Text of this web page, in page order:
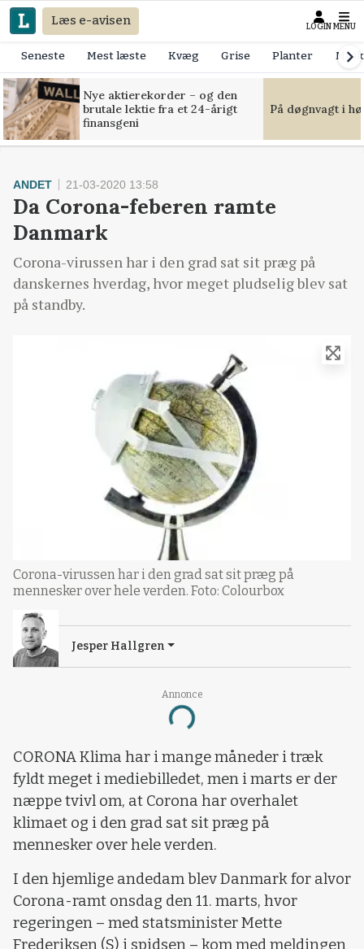
Læs e-avisen LOGIN MENU
Seneste Mest læste Kvæg Grise Planter
Nye aktierekorder – og den
brutale lektie fra et 24-årigt
finansgeni
På døgnvagt i
Annonce
Loading...
ANDET 21-03-2020 13:58
Da Corona-feberen ramte
Danmark
Corona-virussen har i den grad sat sit præg på
danskernes hverdag, hvor meget pludselig blev sat
på standby.
Corona-virussen har i den grad sat sit præg på
mennesker over hele verden. Foto: Colourbox
Jesper Hallgren
CORONA Klima har i mange måneder i træk
fyldt meget i mediebilledet, men i marts er der
næppe tvivl om, at Corona har overhalet
klimaet og i den grad sat sit præg på
mennesker over hele verden.
I den hjemlige andedam blev Danmark for alvor
Corona-ramt onsdag den 11. marts, hvor
regeringen – med statsminister Mette
Frederiksen (S) i spidsen – kom med meldingen